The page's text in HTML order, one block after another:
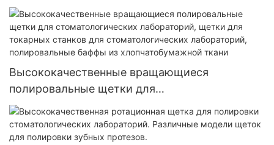
циркониевого блока
Высококачественные вращающиеся
полировальные щетки для
стоматологических лабораторий, щетки для
токарных станков для стоматологических
лабораторий, полировальные баффы из